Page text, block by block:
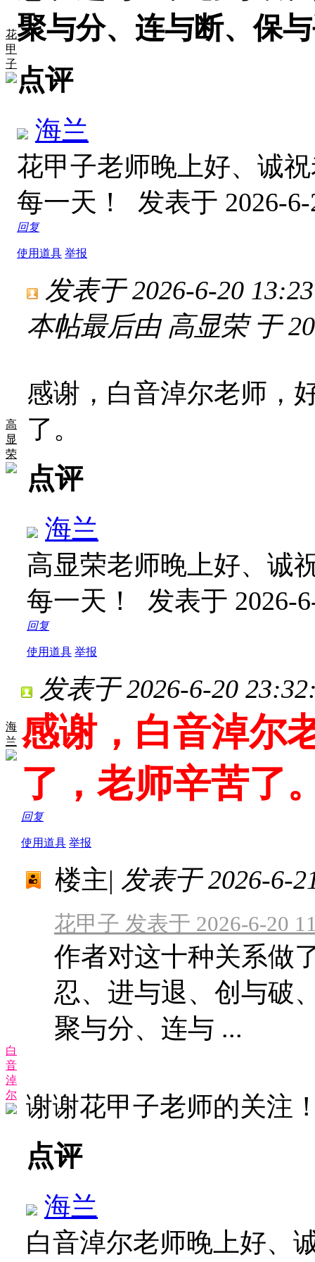
花
甲
子
聚与分、 连与断、保
点评
海兰
花甲子老师晚上好、诚
每一天！ 发表于 2026-6-
回复
使用道具 举报
高
显
荣
发表于 2026-6-20
本帖最后由 高显荣 于
感谢，白音淖尔老师，
了。
点评
海兰
高显荣老师晚上好、诚
每一天！ 发表于 2026-
回复
使用道具 举报
海
兰
发表于 2026-6-20
感谢，白音淖尔
了，老师辛苦了
回复
使用道具 举报
白
音
淖
尔
楼主| 发表于 2026-6-
花甲子 发表于 2026-6-20
作者对这十种关系做
忍、进与退、创与破
聚与分、连与 ...
谢谢花甲子老师的关注
点评
海兰
白音淖尔老师晚上好、